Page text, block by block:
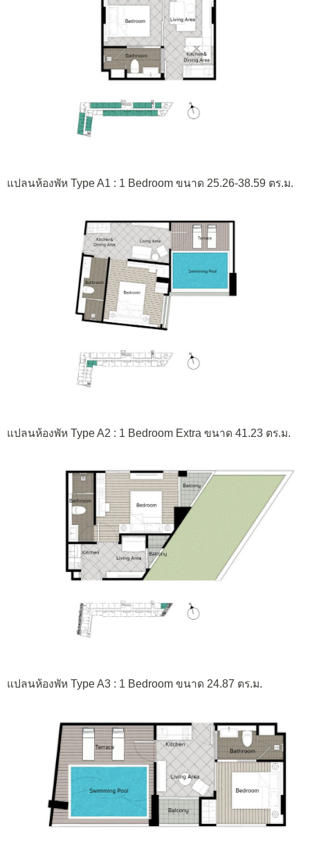
แปลนห้องพัห Type A1 : 1 Bedroom ขนาด 25.26-38.59 ตร.ม.
แปลนห้องพัห Type A2 : 1 Bedroom Extra ขนาด 41.23 ตร.ม.
แปลนห้องพัห Type A3 : 1 Bedroom ขนาด 24.87 ตร.ม.